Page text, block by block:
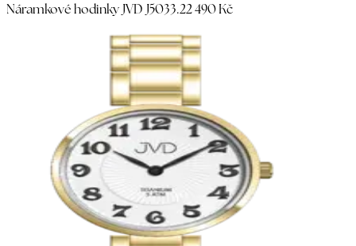
Náramkové hodinky JVD J5033.22 490 Kč